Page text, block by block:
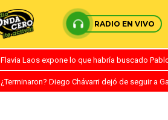
RADIO EN VIVO
Flavia Laos expone lo que habría buscado
¿Terminaron? Diego Chávarri dejó de seguir a